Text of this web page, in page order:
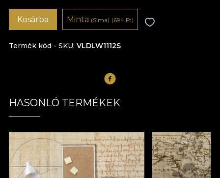
Termék kód - SKU VLDLW1112S
Kosárba Minta (Sima) (694 Ft)
HASONLÓ TERMÉKEK